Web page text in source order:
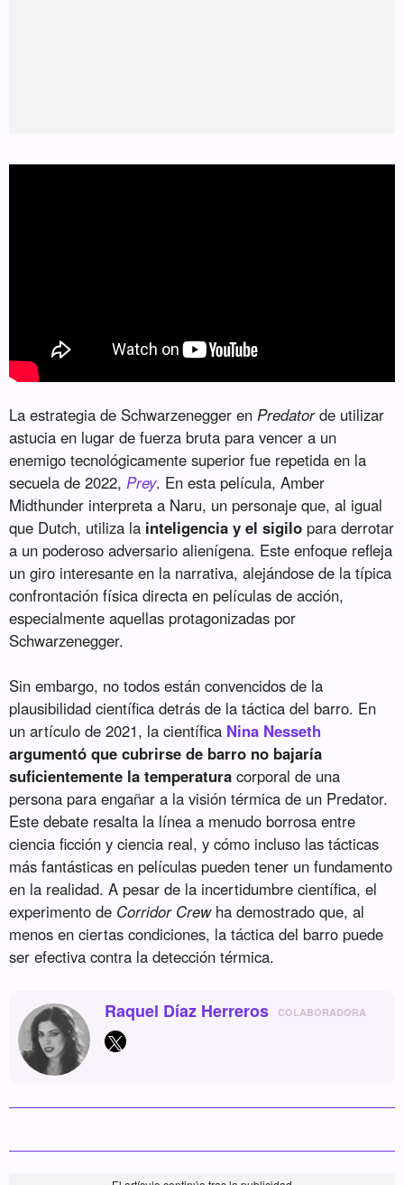
La estrategia de Schwarzenegger enPredatorde utilizar
astucia en lugar de fuerza bruta para vencer a un
enemigo tecnológicamente superior fue repetida en la
secuela de 2022,Prey. En esta película, Amber
Midthunder interpreta a Naru, un personaje que, al igual
que Dutch, utiliza la inteligencia y el sigilo para derrotar
a un poderoso adversario alienígena. Este enfoque refleja
un giro interesante en la narrativa, alejándose de la típica
confrontación física directa en películas de acción,
especialmente aquellas protagonizadas por
Schwarzenegger.
Sin embargo, no todos están convencidos de la
plausibilidad científica detrás de la táctica del barro. En
un artículo de 2021, la científica Nina Nesseth
argumentó que cubrirse de barro no bajaría
suficientemente la temperatura corporal de una
persona para engañar a la visión térmica de un Predator.
Este debate resalta la línea a menudo borrosa entre
ciencia ficción y ciencia real, y cómo incluso las tácticas
más fantásticas en películas pueden tener un fundamento
en la realidad. A pesar de la incertidumbre científica, el
experimento de Corridor Crewha demostrado que, al
menos en ciertas condiciones, la táctica del barro puede
ser efectiva contra la detección térmica.
Raquel Díaz Herreros COLABORADORA